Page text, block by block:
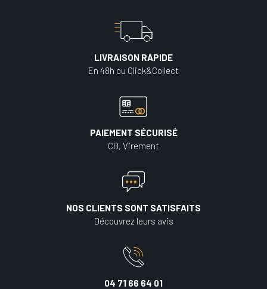
LIVRAISON RAPIDE
En 48h ou Click&Collect
PAIEMENT SÉCURISÉ
CB, Virement
NOS CLIENTS SONT SATISFAITS
Découvrez leurs avis
04 71 66 64 01